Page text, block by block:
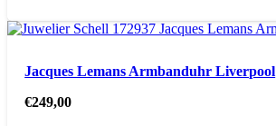
Jacques Lemans Armbanduhr Liverpool
€249,00